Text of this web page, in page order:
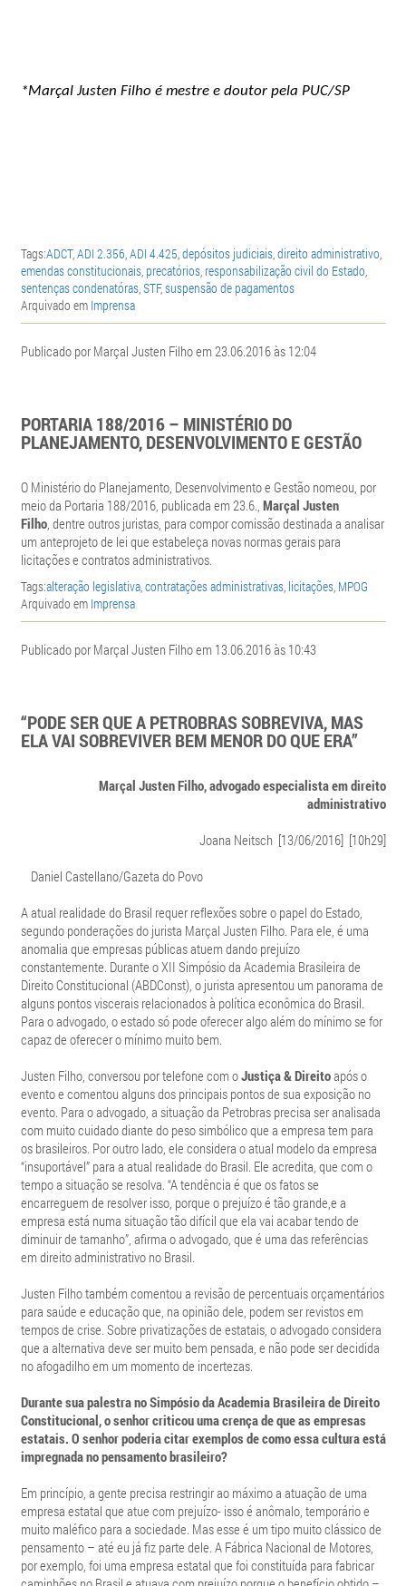
*Marçal Justen Filho é mestre e doutor pela PUC/SP
Tags:ADCT,ADI 2.356,ADI 4.425,depósitos judiciais,direito administrativo,
emendas constitucionais, precatórios, responsabilização civil do Estado,
sentenças condenatóras,STF,suspensão de pagamentos
Arquivado em Imprensa
Publicado por Marçal Justen Filho em 23.06.2016 às 12:04
PORTARIA 188/2016 – MINISTÉRIO DO
PLANEJAMENTO, DESENVOLVIMENTO E GESTÃO
O Ministério do Planejamento, Desenvolvimento e Gestão nomeou, por
meio da Portaria 188/2016, publicada em 23.6., Marçal Justen
Filho, dentre outros juristas, para compor comissão destinada a analisar
um anteprojeto de lei que estabeleça novas normas gerais para
licitações e contratos administrativos.
Tags:alteração legislativa,contratações administrativas, licitações, MPOG
Arquivado em Imprensa
Publicado por Marçal Justen Filho em 13.06.2016 às 10:43
“PODE SER QUE A PETROBRAS SOBREVIVA, MAS
ELA VAI SOBREVIVER BEM MENOR DO QUE ERA”
Marçal Justen Filho, advogado especialista em direito
administrativo
Joana Neitsch [13/06/2016] [10h29]
Daniel Castellano/Gazeta do Povo
A atual realidade do Brasil requer reflexões sobre o papel do Estado,
segundo ponderações do jurista Marçal Justen Filho. Para ele, é uma
anomalia que empresas públicas atuem dando prejuízo
constantemente. Durante o XII Simpósio da Academia Brasileira de
Direito Constitucional (ABDConst), o jurista apresentou um panorama de
alguns pontos viscerais relacionados à política econômica do Brasil.
Para o advogado, o estado só pode oferecer algo além do mínimo se for
capaz de oferecer o mínimo muito bem.
Justen Filho, conversou por telefone com oJustiça & Direitoapós o
evento e comentou alguns dos principais pontos de sua exposição no
evento. Para o advogado, a situação da Petrobras precisa ser analisada
com muito cuidado diante do peso simbólico que a empresa tem para
os brasileiros. Por outro lado, ele considera o atual modelo da empresa
“insuportável” para a atual realidade do Brasil. Ele acredita, que com o
tempo a situação se resolva. “A tendência é que os fatos se
encarreguem de resolver isso, porque o prejuízo é tão grande,e a
empresa está numa situação tão difícil que ela vai acabar tendo de
diminuir de tamanho”, afirma o advogado, que é uma das referências
em direito administrativo no Brasil.
Justen Filho também comentou a revisão de percentuais orçamentários
para saúde e educação que, na opinião dele, podem ser revistos em
tempos de crise. Sobre privatizações de estatais, o advogado considera
que a alternativa deve ser muito bem pensada, e não pode ser decidida
no afogadilho em um momento de incertezas.
Durante sua palestra no Simpósio da Academia Brasileira de Direito
Constitucional, o senhor criticou uma crença de que as empresas
estatais. O senhor poderia citar exemplos de como essa cultura está
impregnada no pensamento brasileiro?
Em princípio, a gente precisa restringir ao máximo a atuação de uma
empresa estatal que atue com prejuízo- isso é anômalo, temporário e
muito maléfico para a sociedade. Mas esse é um tipo muito clássico de
pensamento – até eu já fiz parte dele. A Fábrica Nacional de Motores,
por exemplo, foi uma empresa estatal que foi constituída para fabricar